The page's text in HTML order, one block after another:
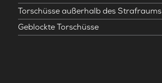
Torschüsse außerhalb des Strafraums
Geblockte Torschüsse